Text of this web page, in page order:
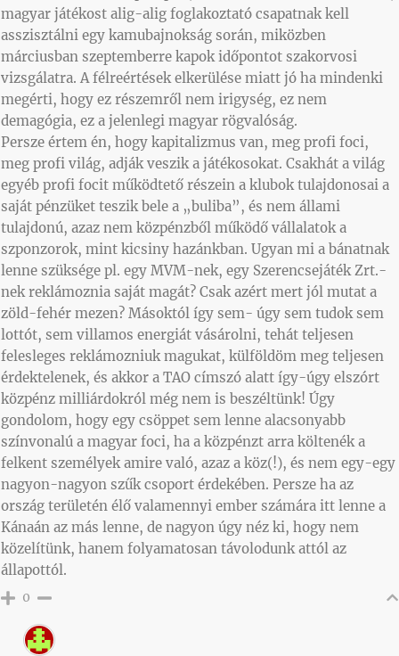
magyar játékost alig-alig foglakoztató csapatnak kell
asszisztálni egy kamubajnokság során, miközben
márciusban szeptemberre kapok időpontot szakorvosi
vizsgálatra. A félreértések elkerülése miatt jó ha mindenki
megérti, hogy ez részemről nem irigység, ez nem
demagógia, ez a jelenlegi magyar rögvalóság.
Persze értem én, hogy kapitalizmus van, meg profi foci,
meg profi világ, adják veszik a játékosokat. Csakhát a világ
egyéb profi focit működtető részein a klubok tulajdonosai a
saját pénzüket teszik bele a „buliba”, és nem állami
tulajdonú, azaz nem közpénzből működő vállalatok a
szponzorok, mint kicsiny hazánkban. Ugyan mi a bánatnak
lenne szüksége pl. egy MVM-nek, egy Szerencsejáték Zrt.-
nek reklámoznia saját magát? Csak azért mert jól mutat a
zöld-fehér mezen? Másoktól így sem- úgy sem tudok sem
lottót, sem villamos energiát vásárolni, tehát teljesen
felesleges reklámozniuk magukat, külföldöm meg teljesen
érdektelenek, és akkor a TAO címszó alatt így-úgy elszórt
közpénz milliárdokról még nem is beszéltünk! Úgy
gondolom, hogy egy csöppet sem lenne alacsonyabb
színvonalú a magyar foci, ha a közpénzt arra költenék a
felkent személyek amire való, azaz a köz(!), és nem egy-egy
nagyon-nagyon szűk csoport érdekében. Persze ha az
ország területén élő valamennyi ember számára itt lenne a
Kánaán az más lenne, de nagyon úgy néz ki, hogy nem
közelítünk, hanem folyamatosan távolodunk attól az
állapottól.
0